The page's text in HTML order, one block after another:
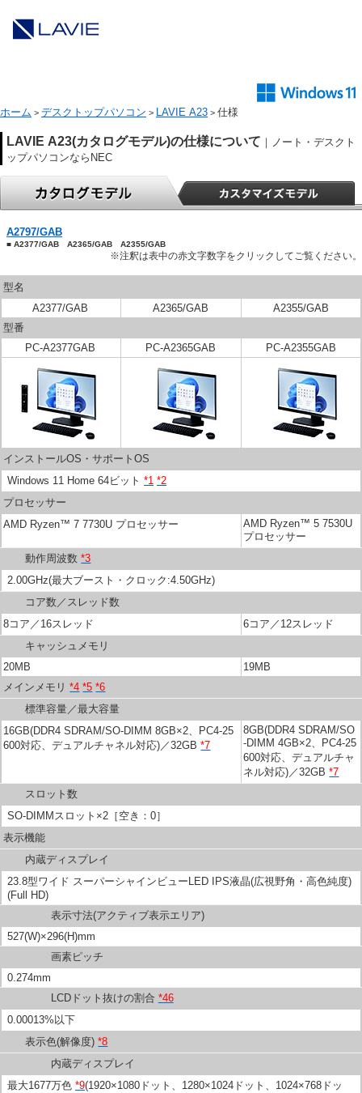
ホーム > デスクトップパソコン > LAVIE A23 > 仕様
LAVIE A23(カタログモデル)の仕様について ｜ノート・デスクト
ップパソコンならNEC
A2797/GAB
■ A2377/GAB A2365/GAB A2355/GAB
※注釈は表中の赤文字数字をクリックしてご覧ください。
型名
A2377/GAB
A2365/GAB
A2355/GAB
型番
PC-A2377GAB
PC-A2365GAB PC-A2355GAB
インストールOS・サポートOS
Windows 11 Home 64ビット *1 *2
プロセッサー
AMD Ryzen™ 7 7730U プロセッサー
AMD Ryzen™ 5 7530U
プロセッサー
動作周波数*3
2.00GHz(最大ブースト・クロック:4.50GHz)
コア数／スレッド数
8コア／16スレッド
6コア／12スレッド
キャッシュメモリ
20MB
19MB
メインメモリ*4 *5 *6
標準容量／最大容量
16GB(DDR4 SDRAM/SO-DIMM 8GB×2、PC4-25
600対応、デュアルチャネル対応)／32GB*7
8GB(DDR4 SDRAM/SO
-DIMM 4GB×2、PC4-25
600対応、デュアルチャ
ネル対応)／32GB*7
スロット数
SO-DIMMスロット×2［空き：0］
表示機能
内蔵ディスプレイ
23.8型ワイド スーパーシャインビューLED IPS液晶(広視野角・高色純度)
(Full HD)
表示寸法(アクティブ表示エリア)
527(W)×296(H)mm
画素ピッチ
0.274mm
LCDドット抜けの割合 *46
0.00013%以下
表示色(解像度)*8
内蔵ディスプレイ
最大1677万色 *9(1920×1080ドット、1280×1024ドット、1024×768ドッ